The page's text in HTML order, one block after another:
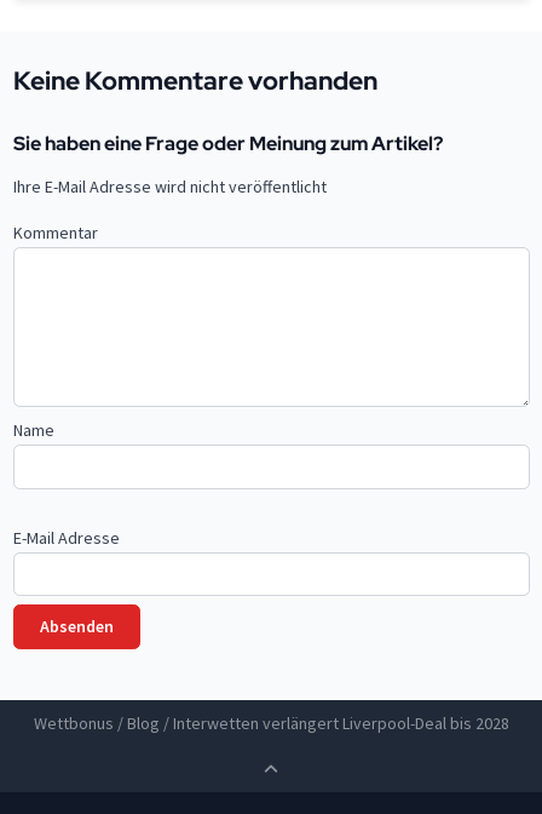
Keine Kommentare vorhanden
Sie haben eine Frage oder Meinung zum Artikel?
Ihre E-Mail Adresse wird nicht veröffentlicht
Kommentar
Name
E-Mail Adresse
Wettbonus / Blog / Interwetten verlängert Liverpool-Deal bis 2028